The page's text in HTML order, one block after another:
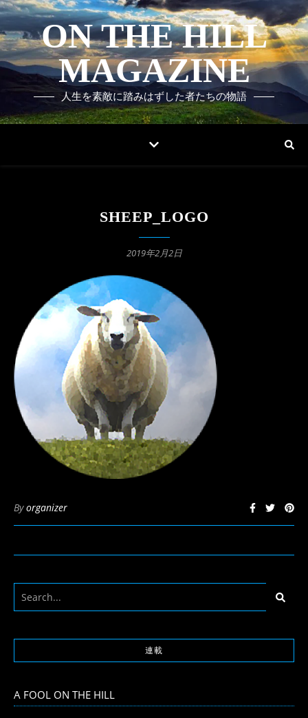
ON THE HILL
MAGAZINE
人生を素敵に踏みはずした者たちの物語
SHEEP_LOGO
2019年2月2日
Byorganizer
連載
A FOOL ON THE HILL